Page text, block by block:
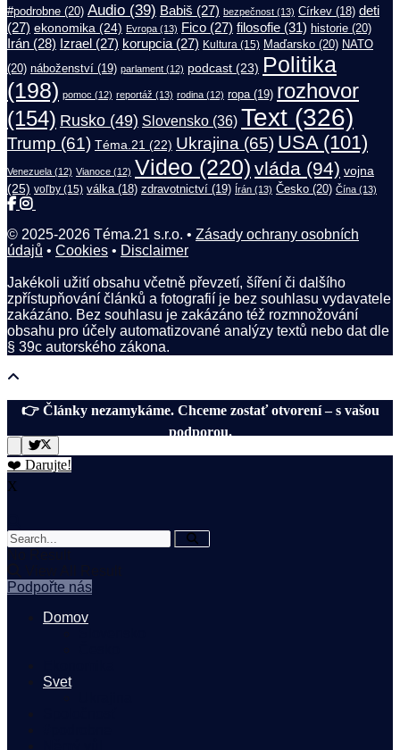
#podrobne (20) Audio (39) Babiš (27) bezpečnost (13) Církev (18) deti
(27) ekonomika (24) Evropa (13) Fico (27) filosofie (31) historie (20)
Irán (28) Izrael (27) korupcia (27) Kultura (15) Maďarsko (20) NATO
(20) náboženství (19) parlament (12) podcast (23) Politika
(198) pomoc (12) reportáž (13) rodina (12) ropa (19) rozhovor
(154) Rusko (49) Slovensko (36) Text (326)
Trump (61) Téma.21 (22) Ukrajina (65) USA (101)
Venezuela (12) Vianoce (12) Video (220) vláda (94) vojna
(25) voľby (15) válka (18) zdravotnictví (19) Írán (13) Česko (20) Čína (13)
© 2025-2026 Téma.21 s.r.o. • Zásady ochrany osobních
údajů • Cookies • Disclaimer
Jakékoli užití obsahu včetně převzetí, šíření či dalšího
zpřístupňování článků a fotografií je bez souhlasu vydavatele
zakázáno. Bez souhlasu je zakázáno též rozmnožování
obsahu pro účely automatizované analýzy textů nebo dat dle
§ 39c autorského zákona.
👉 Články nezamykáme. Chceme zostať otvorení – s vašou
podporou.
❤️ Darujte!
X
Podpořte nás
Domov
Svet